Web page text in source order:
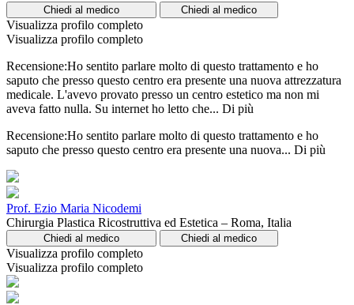
Chiedi al medico Chiedi al medico
Visualizza profilo completo
Visualizza profilo completo
Recensione:Ho sentito parlare molto di questo trattamento e ho
saputo che presso questo centro era presente una nuova attrezzatura
medicale. L'avevo provato presso un centro estetico ma non mi
aveva fatto nulla. Su internet ho letto che... Di più
Recensione:Ho sentito parlare molto di questo trattamento e ho
saputo che presso questo centro era presente una nuova... Di più
Prof. Ezio Maria Nicodemi
Chirurgia Plastica Ricostruttiva ed Estetica – Roma, Italia
Chiedi al medico Chiedi al medico
Visualizza profilo completo
Visualizza profilo completo